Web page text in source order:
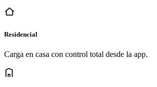
Residencial
Carga en casa con control total desde la app.